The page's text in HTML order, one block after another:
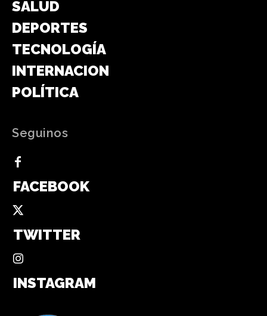
SALUD
DEPORTES
TECNOLOGÍA
INTERNACIONAL
POLÍTICA
Seguinos
FACEBOOK
TWITTER
INSTAGRAM